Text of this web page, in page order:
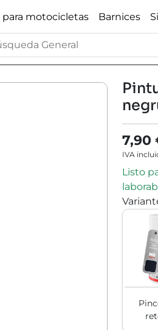
para motocicletas Barnices
7,90
IVA
Listo